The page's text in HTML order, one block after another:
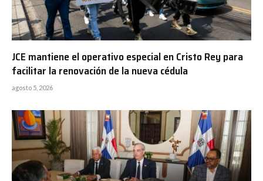
JCE mantiene el operativo especial en Cristo Rey para
facilitar la renovación de la nueva cédula
agosto 5, 2026